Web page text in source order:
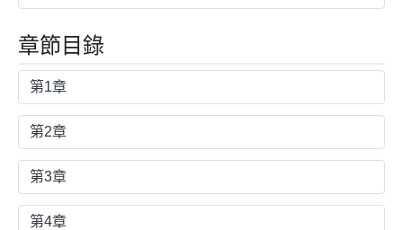
章節目錄
第1章
第2章
第3章
第4章